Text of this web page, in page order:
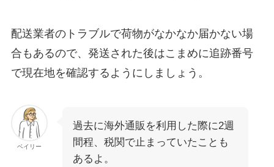
配送業者のトラブルで荷物がなかなか届かない場
合もあるので、発送された後はこまめに追跡番号
で現在地を確認するようにしましょう。
ベイリー
過去に海外通販を利用した際に2週
間程、税関で止まっていたことも
あるよ。